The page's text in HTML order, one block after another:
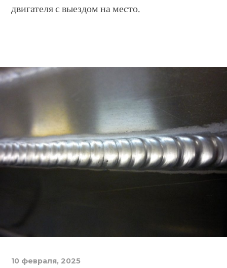
двигателя с выездом на место.
10 февраля, 2025